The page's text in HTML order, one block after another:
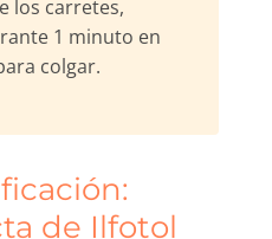
los carretes,
1 minuto en
colgar.
de Ilfotol